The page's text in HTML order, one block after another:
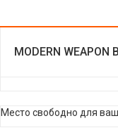
MODERN
Место свободно для